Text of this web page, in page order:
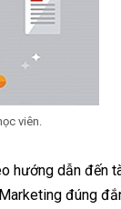
viên.
hướng dẫn đến
Marketing đúng